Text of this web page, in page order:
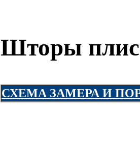
Шторы
СХЕМА ЗАМЕРА И